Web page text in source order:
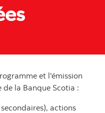
et l'émission
la Banque Scotia :
actions